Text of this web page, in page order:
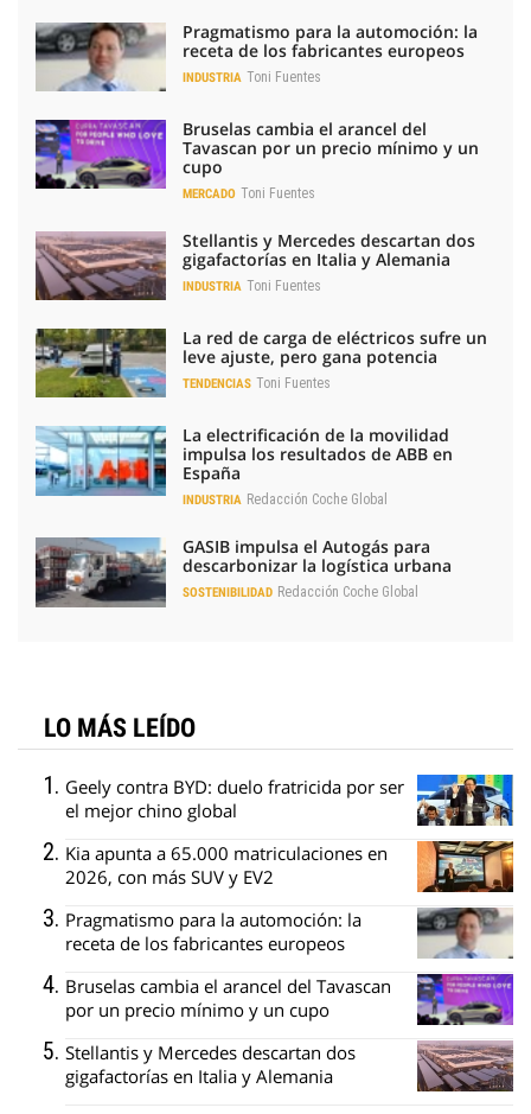
Pragmatismo para la automoción: la
receta de los fabricantes europeos
INDUSTRIA Toni Fuentes
Bruselas cambia el arancel del
Tavascan por un precio mínimo y un
cupo
MERCADO Toni Fuentes
Stellantis y Mercedes descartan dos
gigafactorías en Italia y Alemania
INDUSTRIA Toni Fuentes
La red de carga de eléctricos sufre un
leve ajuste, pero gana potencia
TENDENCIAS Toni Fuentes
La electrificación de la movilidad
impulsa los resultados de ABB en
España
INDUSTRIA Redacción Coche Global
GASIB impulsa el Autogás para
descarbonizar la logística urbana
SOSTENIBILIDAD Redacción Coche Global
LO MÁS LEÍDO
Geely contra BYD: duelo fratricida por ser
el mejor chino global
Kia apunta a 65.000 matriculaciones en
2026, con más SUV y EV2
Pragmatismo para la automoción: la
receta de los fabricantes europeos
Bruselas cambia el arancel del Tavascan
por un precio mínimo y un cupo
Stellantis y Mercedes descartan dos
gigafactorías en Italia y Alemania